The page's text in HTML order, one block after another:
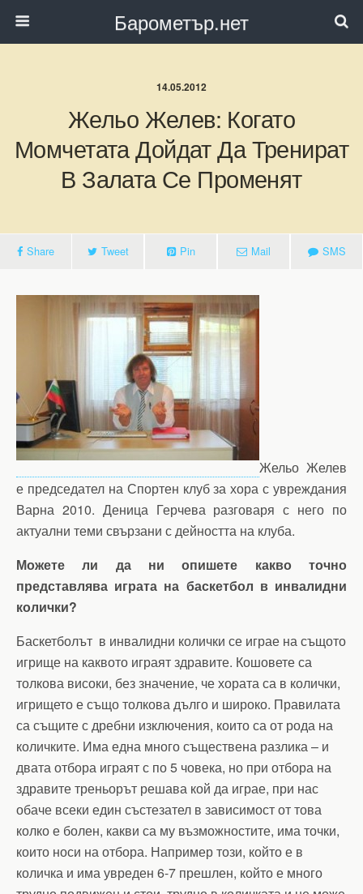
Барометър.нет
14.05.2012
Жельо Желев: Когато
Момчетата Дойдат Да Тренират
В Залата Се Променят
Share Tweet Pin Mail SMS
Жельо Желев
е председател на Спортен клуб за хора с увреждания
Варна 2010. Деница Герчева разговаря с него по
актуални теми свързани с дейността на клуба.
Можете ли да ни опишете какво точно
представлява играта на баскетбол в инвалидни
колички?
Баскетболът в инвалидни колички се играе на същото
игрище на каквото играят здравите. Кошовете са
толкова високи, без значение, че хората са в колички,
игрището е също толкова дълго и широко. Правилата
са същите с дребни изключения, които са от рода на
количките. Има една много съществена разлика – и
двата отбора играят с по 5 човека, но при отбора на
здравите треньорът решава кой да играе, при нас
обаче всеки един състезател в зависимост от това
колко е болен, какви са му възможностите, има точки,
които носи на отбора. Например този, който е в
количка и има увреден 6-7 прешлен, който е много